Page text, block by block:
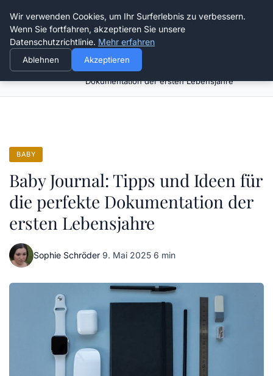
Verflixt-und-aufgetrennt.de
Baby Journal: Tipps und Ideen für die perfekte
Dokumentation der ersten Lebensjahre
BABY
Baby Journal: Tipps und Ideen für
die perfekte Dokumentation der
ersten Lebensjahre
Sophie Schröder·9. Mai 2025·6 min
Wir verwenden Cookies, um Ihr Surferlebnis zu verbessern.
Wenn Sie fortfahren, akzeptieren Sie unsere
Datenschutzrichtlinie. Mehr erfahren
Ablehnen Akzeptieren